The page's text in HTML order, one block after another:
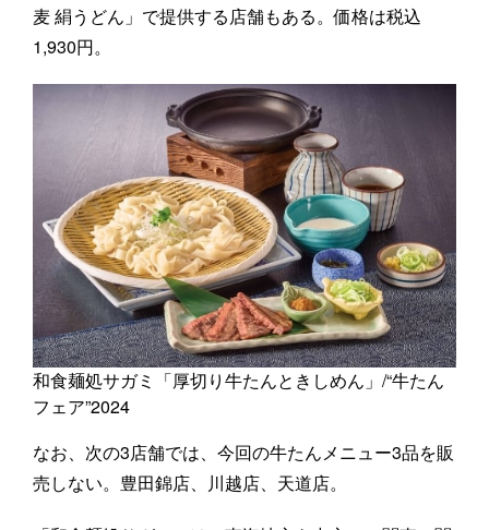
麦 絹うどん」で提供する店舗もある。価格は税込
1,930円。
和食麺処サガミ「厚切り牛たんときしめん」/“牛たん
フェア”2024
なお、次の3店舗では、今回の牛たんメニュー3品を販
売しない。豊田錦店、川越店、天道店。